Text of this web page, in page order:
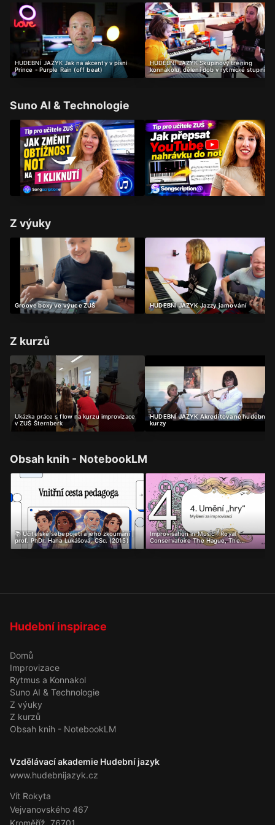
HUDEBNÍ JAZYK Jak na akcenty v písni
Prince - Purple Rain (off beat)
HUDEBNÍ JAZYK Skupinový tréning
konnakolu, dělení dob v rytmické stupnici
Suno AI & Technologie
Z výuky
Groove boxy ve výuce ZUŠ HUDEBNÍ JAZYK Jazzy jamování
Z kurzů
Ukázka práce s flow na kurzu improvizace
v ZUŠ Šternberk
HUDEBNÍ JAZYK Akreditované hudební
kurzy
Obsah knih - NotebookLM
📚 Učitelské sebepojetí a jeho zkoumání |
prof. PhDr. Hana Lukášová, CSc. (2015)
Improvisation in Music - Royal
Conservatoire The Hague, The
Netherlands
Hudební inspirace
Domů
Improvizace
Rytmus a Konnakol
Suno AI & Technologie
Z výuky
Z kurzů
Obsah knih - NotebookLM
Vzdělávací akademie Hudební jazyk
www.hudebnijazyk.cz
Vít Rokyta
Vejvanovského 467